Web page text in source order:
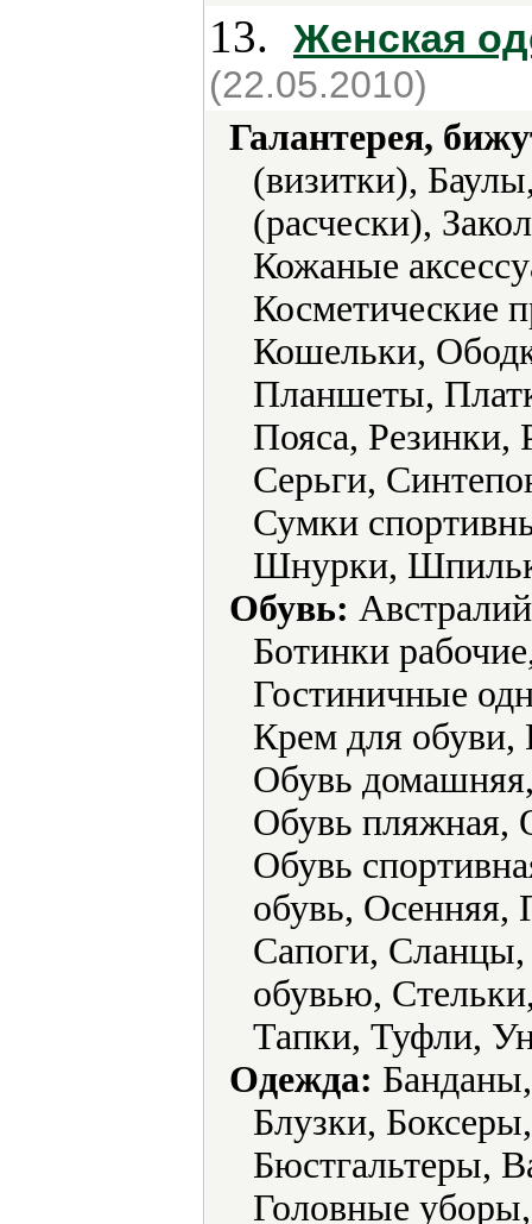
13. Женская
(22.05.2010)
Галантерея,
(визитки),
(расчески),
Кожаные
Косметические
Кошельки,
Планшеты,
Пояса,
Серьги,
Сумки
Шнурки,
Обувь:
Ботинки
Гостиничные
Крем для обуви,
Обувь
Обувь пляжная,
Обувь
обувь, Осенняя,
Сапоги, Сланцы,
обувью,
Тапки, Туфли,
Одежда:
Блузки,
Бюстгальтеры,
Головные